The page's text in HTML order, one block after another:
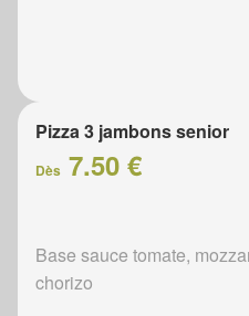
Pizza 3 jambons senior
Dès 7.50 €
Base sauce tomate,
chorizo